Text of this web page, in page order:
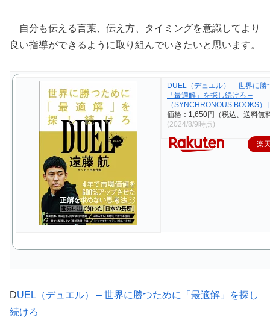
自分も伝える言葉、伝え方、タイミングを意識してより
良い指導ができるように取り組んでいきたいと思います。
DUEL（デュエル） – 世界に勝
「最適解」を探し続けろ –
（SYNCHRONOUS BOOKS）
価格：1,650円（税込、送料無
(2024/8/9時点)
楽
DUEL（デュエル） – 世界に勝つために「最適解」を探し
続けろ